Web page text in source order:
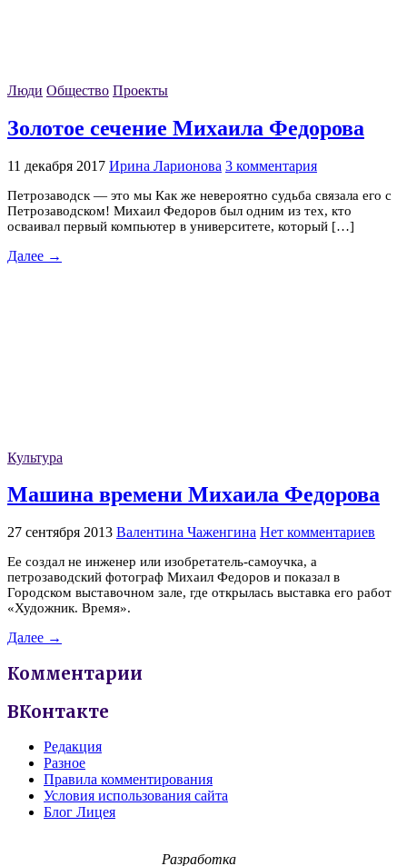
Люди Общество Проекты
Золотое сечение Михаила Федорова
11 декабря 2017 Ирина Ларионова 3 комментария
Петрозаводск — это мы Как же невероятно судьба связала его с
Петрозаводском! Михаил Федоров был одним из тех, кто
осваивал первый компьютер в университете, который […]
Далее →
Культура
Машина времени Михаила Федорова
27 сентября 2013 Валентина Чаженгина Нет комментариев
Ее создал не инженер или изобретатель-самоучка, а
петрозаводский фотограф Михаил Федоров и показал в
Городском выставочном зале, где открылась выставка его работ
«Художник. Время».
Далее →
Комментарии
ВКонтакте
Редакция
Разное
Правила комментирования
Условия использования сайта
Блог Лицея
Разработка